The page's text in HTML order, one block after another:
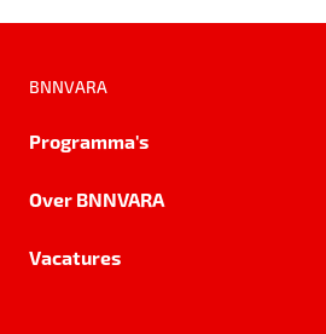
BNNVARA
Programma's
Over BNNVARA
Vacatures